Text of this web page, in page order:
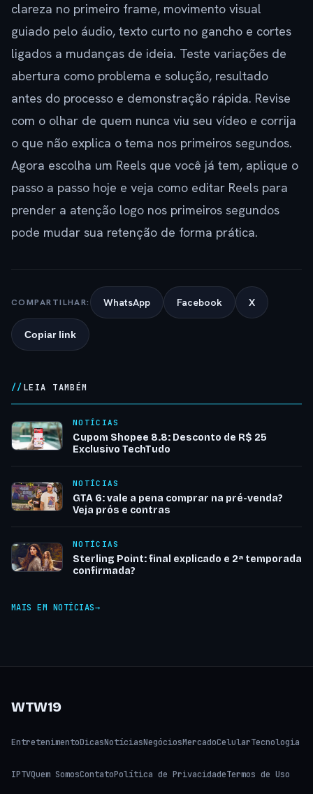
clareza no primeiro frame, movimento visual
guiado pelo áudio, texto curto no gancho e cortes
ligados a mudanças de ideia. Teste variações de
abertura como problema e solução, resultado
antes do processo e demonstração rápida. Revise
com o olhar de quem nunca viu seu vídeo e corrija
o que não explica o tema nos primeiros segundos.
Agora escolha um Reels que você já tem, aplique o
passo a passo hoje e veja como editar Reels para
prender a atenção logo nos primeiros segundos
pode mudar sua retenção de forma prática.
COMPARTILHAR: WhatsApp Facebook X
Copiar link
LEIA TAMBÉM
NOTÍCIAS
Cupom Shopee 8.8: Desconto de R$ 25
Exclusivo TechTudo
NOTÍCIAS
GTA 6: vale a pena comprar na pré-venda?
Veja prós e contras
NOTÍCIAS
Sterling Point: final explicado e 2ª temporada
confirmada?
MAIS EM NOTÍCIAS
WTW19
EntretenimentoDicasNotíciasNegóciosMercadoCelularTecnologia
IPTVQuem SomosContatoPolítica de PrivacidadeTermos de Uso